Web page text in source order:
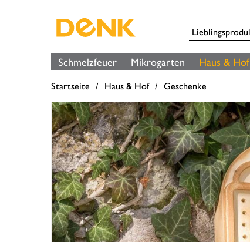
Schmelzfeuer Mikrogarten Haus & Hof
Startseite Haus & Hof Geschenke